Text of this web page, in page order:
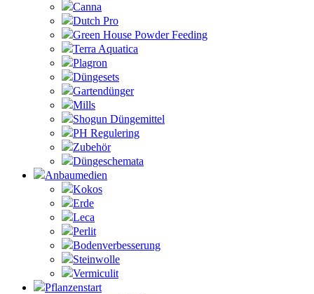
Canna
Dutch Pro
Green House Powder Feeding
Terra Aquatica
Plagron
Düngesets
Gartendünger
Mills
Shogun Düngemittel
PH Regulering
Zubehör
Düngeschemata
Anbaumedien
Kokos
Erde
Leca
Perlit
Bodenverbesserung
Steinwolle
Vermiculit
Pflanzenstart